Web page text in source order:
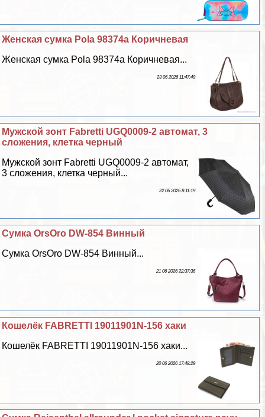
Женская сумка Pola 98374а Коричневая
Женская сумка Pola 98374а Коричневая...
23 06 2026 11:47:49
Мужской зонт Fabretti UGQ0009-2 автомат, 3
сложения, клетка черный
Мужской зонт Fabretti UGQ0009-2 автомат,
3 сложения, клетка черный...
22 06 2026 8:11:19
Сумка OrsOro DW-854 Винный
Сумка OrsOro DW-854 Винный...
21 06 2026 22:37:36
Кошелёк FABRETTI 19011901N-156 хаки
Кошелёк FABRETTI 19011901N-156 хаки...
20 06 2026 17:48:29